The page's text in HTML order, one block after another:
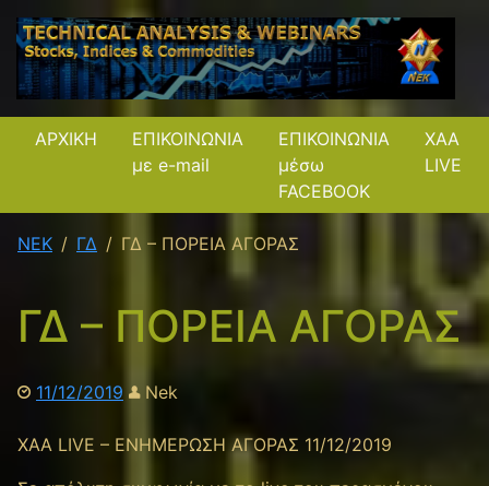
ΑΡΧΙΚΗ
ΕΠΙΚΟΙΝΩΝΙΑ
με e-mail
ΕΠΙΚΟΙΝΩΝΙΑ
μέσω
FACEBOOK
XAA
LIVE
NEK ΓΔ ΓΔ – ΠΟΡΕΙΑ ΑΓΟΡΑΣ
ΓΔ – ΠΟΡΕΙΑ ΑΓΟΡΑΣ
11/12/2019 Nek
XAA LIVE – ΕΝΗΜΕΡΩΣΗ ΑΓΟΡΑΣ 11/12/2019